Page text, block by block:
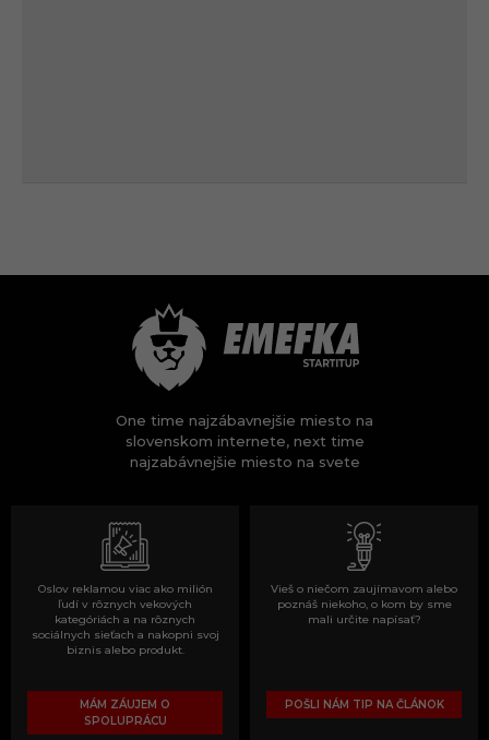
One time najzábavnejšie miesto na
slovenskom internete, next time
najzabávnejšie miesto na svete
Oslov reklamou viac ako milión
ľudí v rôznych vekových
kategóriách a na rôznych
sociálnych sieťach a nakopni svoj
biznis alebo produkt.
MÁM ZÁUJEM O
SPOLUPRÁCU
Vieš o niečom zaujímavom alebo
poznáš niekoho, o kom by sme
mali určite napísať?
POŠLI NÁM TIP NA ČLÁNOK